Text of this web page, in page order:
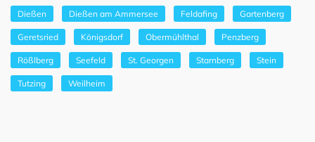
Dießen Dießen am Ammersee Feldafing Gartenberg
Geretsried Königsdorf Obermühlthal Penzberg
Rößlberg Seefeld St. Georgen Starnberg Stein
Tutzing Weilheim